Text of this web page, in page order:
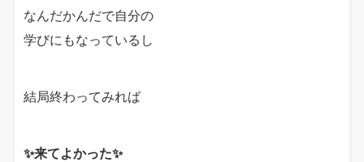
なんだかんだで自分の
学びにもなっているし
結局終わってみれば
✨来てよかった✨